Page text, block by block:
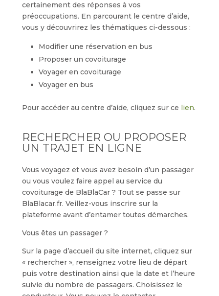
certainement des réponses à vos
préoccupations. En parcourant le centre d’aide,
vous y découvrirez les thématiques ci-dessous :
Modifier une réservation en bus
Proposer un covoiturage
Voyager en covoiturage
Voyager en bus
Pour accéder au centre d’aide, cliquez sur ce lien.
RECHERCHER OU PROPOSER
UN TRAJET EN LIGNE
Vous voyagez et vous avez besoin d’un passager
ou vous voulez faire appel au service du
covoiturage de BlaBlaCar ? Tout se passe sur
BlaBlacar.fr. Veillez-vous inscrire sur la
plateforme avant d’entamer toutes démarches.
Vous êtes un passager ?
Sur la page d’accueil du site internet, cliquez sur
« rechercher », renseignez votre lieu de départ
puis votre destination ainsi que la date et l’heure
suivie du nombre de passagers. Choisissez le